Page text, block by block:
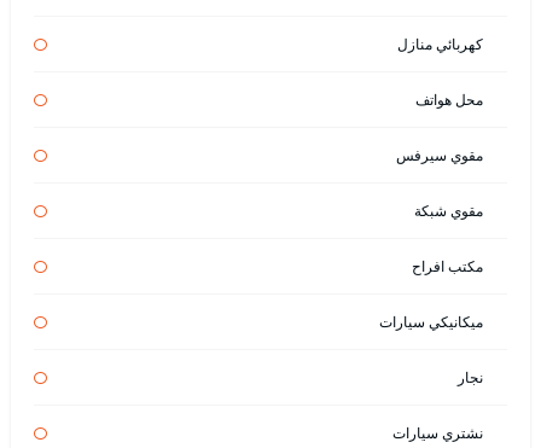
كهربائي منازل
محل هواتف
مقوي سيرفس
مقوي شبكة
مكتب افراح
ميكانيكي سيارات
نجار
نشتري سيارات